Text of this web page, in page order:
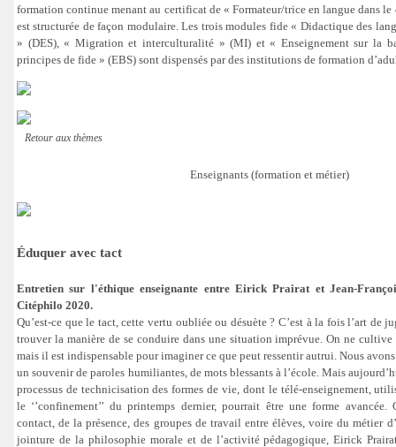
formation continue menant au certificat de « Formateur/trice en langue dans
est structurée de façon modulaire. Les trois modules fide « Didactique des
» (DES), « Migration et interculturalité » (MI) et « Enseignement sur la
principes de fide » (EBS) sont dispensés par des institutions de formation
Retour aux thèmes
Enseignants (formation et métier)
Éduquer avec tact
Entretien sur l'éthique enseignante entre Eirick Prairat et Jean-
Citéphilo 2020.
Qu’est-ce que le tact, cette vertu oubliée ou désuète ? C’est à la fois l’art de
trouver la manière de se conduire dans une situation imprévue. On ne
mais il est indispensable pour imaginer ce que peut ressentir autrui. Nous
un souvenir de paroles humiliantes, de mots blessants à l’école. Mais
processus de technicisation des formes de vie, dont le télé-enseignement,
le ‘’confinement’’ du printemps dernier, pourrait être une forme
contact, de la présence, des groupes de travail entre élèves, voire du métier
jointure de la philosophie morale et de l’activité pédagogique, Eirick